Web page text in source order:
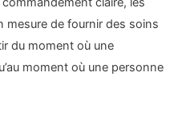
mesure de fournir des soins
du moment où une
moment où une personne